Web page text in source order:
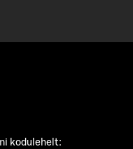
kodulehelt: